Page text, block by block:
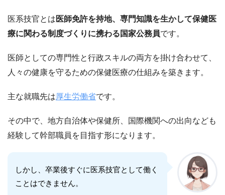
医系技官とは 医師免許を持地、専門知識を生かして保健医
療に関わる制度づくりに携わる国家公務員です。
医師としての専門性と行政スキルの両方を掛け合わせて、
人々の健康を守るための保健医療の仕組みを築きます。
主な就職先は厚生労働省です。
その中で、地方自治体や保健所、国際機関への出向なども
経験して幹部職員を目指す形になります。
しかし、卒業後すぐに医系技官として働く
ことはできません。